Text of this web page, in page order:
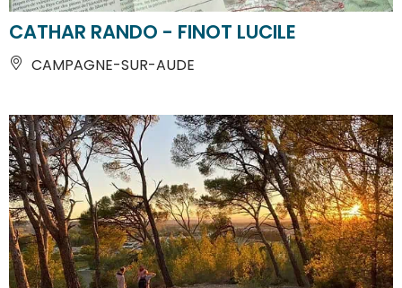
CATHAR RANDO - FINOT LUCILE
CAMPAGNE-SUR-AUDE